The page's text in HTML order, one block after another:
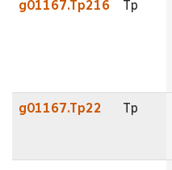
g01167.Tp216 Tp
g01167.Tp22 Tp